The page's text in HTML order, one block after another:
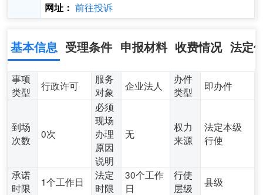
网址： 前往投诉
基本信息 受理条件 申报材料 收费情况 法定
事项
类型
行政许可
服务
对象
企业法人
办件
类型
即办件
到场
次数
0次
必须
现场
办理
原因
说明
无
权力
来源
法定本级
行使
承诺
时限
1个工作日
法定
时限
30个工作
日
行使
层级
县级